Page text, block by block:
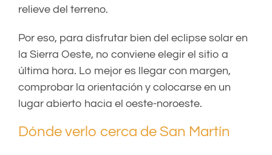
relieve del terreno.
Por eso, para disfrutar bien del eclipse solar en
la Sierra Oeste, no conviene elegir el sitio a
última hora. Lo mejor es llegar con margen,
comprobar la orientación y colocarse en un
lugar abierto hacia el oeste-noroeste.
Dónde verlo cerca de San Martín